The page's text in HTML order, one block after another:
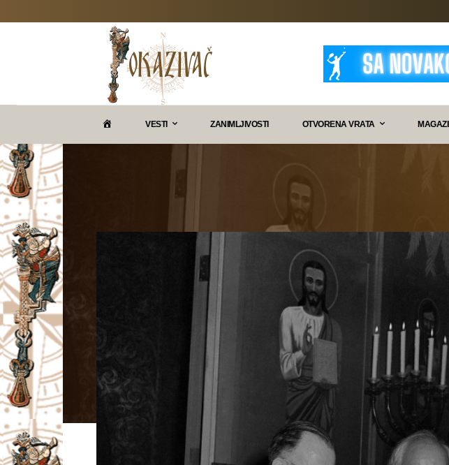
A
VESTI ZANIMLJIVOSTI OTVORENA VRATA